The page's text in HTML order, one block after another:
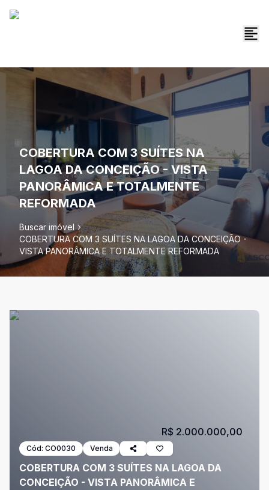
COBERTURA COM 3 SUÍTES NA
LAGOA DA CONCEIÇÃO - VISTA
PANORÂMICA E TOTALMENTE
REFORMADA
Buscar imóvel
COBERTURA COM 3 SUÍTES NA LAGOA DA CONCEIÇÃO -
VISTA PANORÂMICA E TOTALMENTE REFORMADA
Cód: CO0030 Venda
COBERTURA COM 3 SUÍTES NA LAGOA DA
CONCEIÇÃO - VISTA PANORÂMICA E
R$ 2.000.000,00